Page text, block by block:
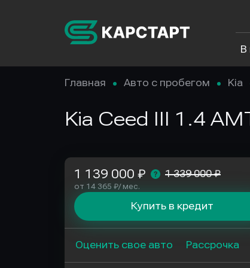
В
Главная Авто с пробегом Kia
Kia Ceed III 1.4
1 139 000 ₽ 1 339 000 ₽
от 14 365 ₽/ мес.
Купить в кредит
Оценить свое авто Рассрочка